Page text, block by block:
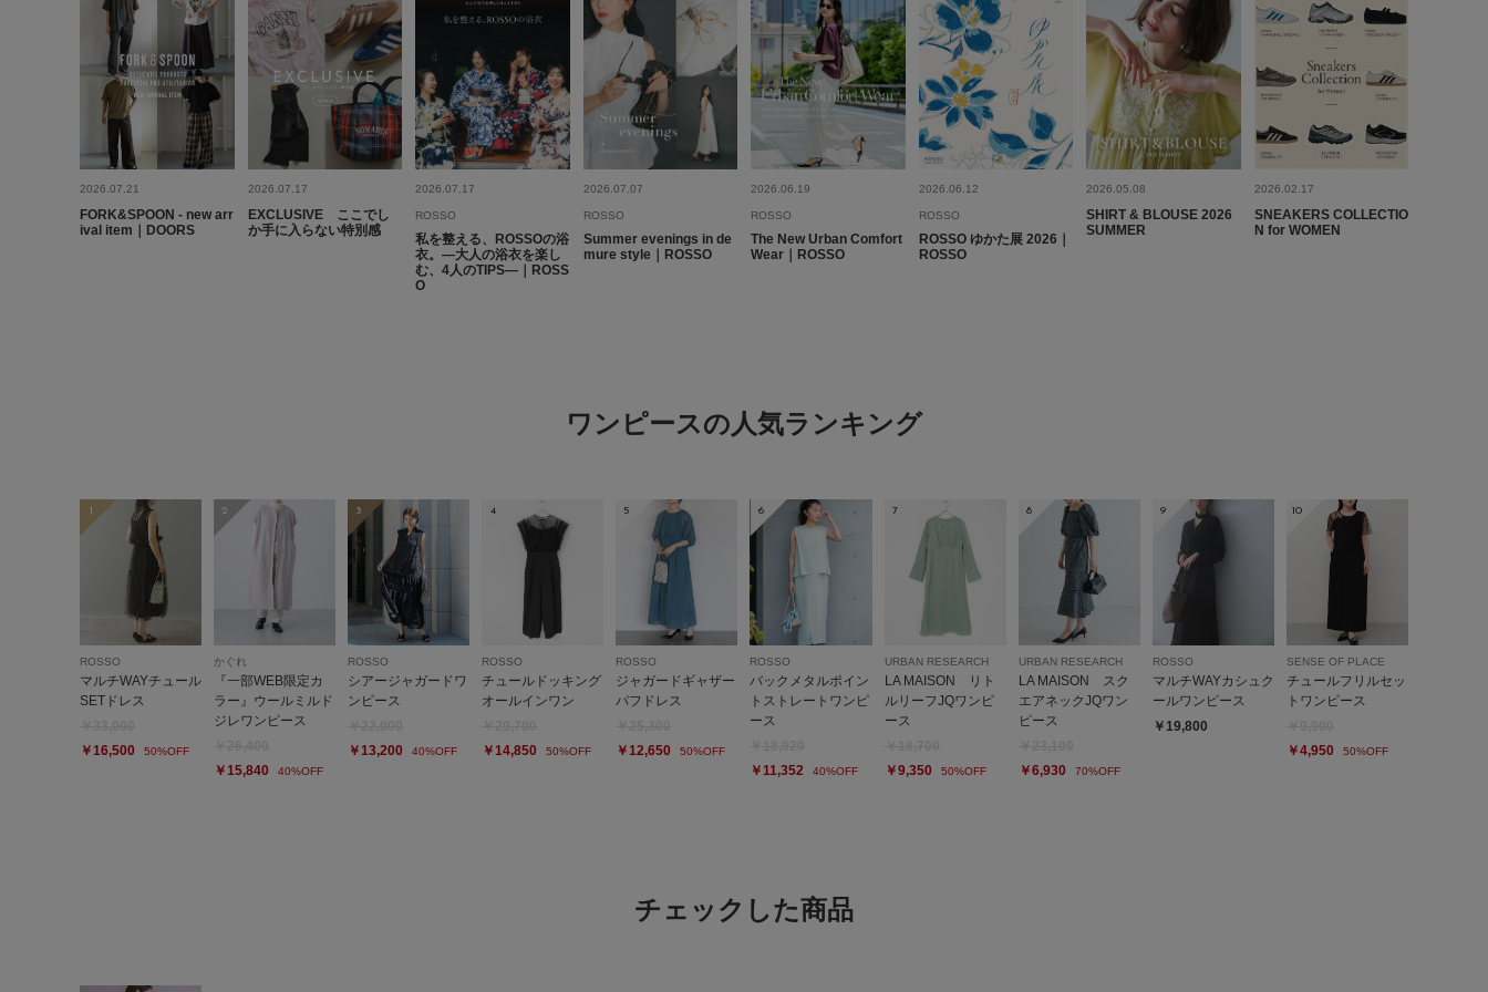
2026.07.21
FORK&SPOON - new arr
ival item｜DOORS
2026.07.17
EXCLUSIVE ここでし
か手に入らない特別感
2026.07.17
ROSSO
私を整える、ROSSOの浴
衣。―大人の浴衣を楽し
む、4人のTIPS―｜ROSS
O
2026.07.07
ROSSO
Summer evenings in de
mure style｜ROSSO
2026.06.19
ROSSO
The New Urban Comfort
Wear｜ROSSO
2026.06.12
ROSSO
ROSSO ゆかた展 2026｜
ROSSO
2026.05.08
SHIRT & BLOUSE 2026
SUMMER
2026.02.17
SNEAKERS COLLECTIO
N for WOMEN
ワンピースの人気ランキング
1
ROSSO
マルチWAYチュール
SETドレス
￥16,500
50%OFF
2
かぐれ
『一部WEB限定カ
ラー』ウールミルド
ジレワンピース
￥15,840
40%OFF
3
ROSSO
シアージャガードワ
ンピース
￥13,200
40%OFF
4
ROSSO
チュールドッキング
オールインワン
￥14,850
50%OFF
5
ROSSO
ジャガードギャザー
パフドレス
￥12,650
50%OFF
6
ROSSO
バックメタルポイン
トストレートワンピ
ース
￥11,352
40%OFF
7
URBAN RESEARCH
LA MAISON リト
ルリーフJQワンピ
ース
￥9,350
50%OFF
8
URBAN RESEARCH
LA MAISON スク
エアネックJQワン
ピース
￥6,930
70%OFF
9
ROSSO
マルチWAYカシュク
ールワンピース
￥19,800
10
SENSE OF PLACE
チュールフリルセッ
トワンピース
￥4,950
50%OFF
チェックした商品